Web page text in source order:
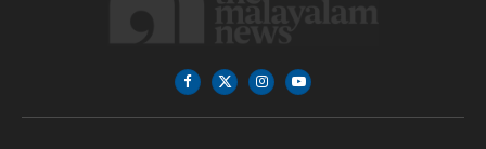
Facebook
X
(Twitter)
InstagramYouTube